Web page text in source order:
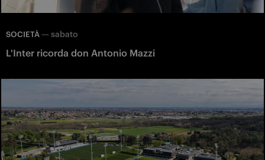
SOCIETÀ — sabato
L'Inter ricorda don Antonio Mazzi